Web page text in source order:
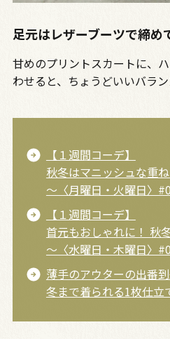
足元はレザーブーツで締め
甘めのプリントスカートに、
わせると、ちょうどいいバラン
【１週間コーデ】
秋冬はマニッシュな重
～〈月曜日・火曜日〉
【１週間コーデ】
首元もおしゃれに！ 秋
～〈水曜日・木曜日〉
薄手のアウターの出番
冬まで着られる1枚仕立